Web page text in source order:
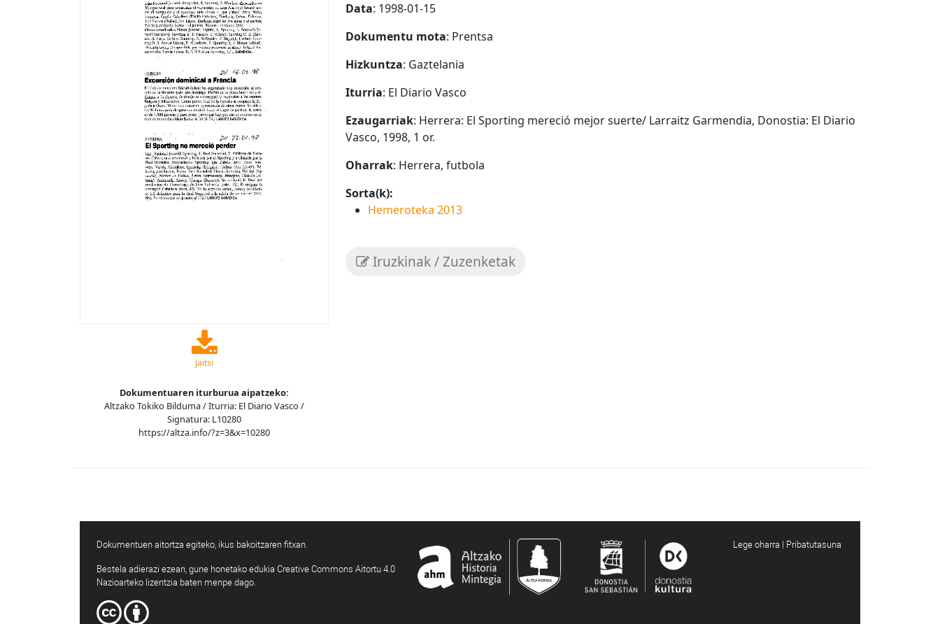
Jaitsi
Dokumentuaren iturburua aipatzeko:
Altzako Tokiko Bilduma / Iturria: El Diario Vasco /
Signatura: L10280
https://altza.info/?z=3&x=10280
Data: 1998-01-15
Dokumentu mota: Prentsa
Hizkuntza: Gaztelania
Iturria: El Diario Vasco
Ezaugarriak: Herrera: El Sporting mereció mejor suerte/ Larraitz Garmendia, Donostia: El Diario
Vasco, 1998, 1 or.
Oharrak: Herrera, futbola
Sorta(k):
Hemeroteka 2013
Iruzkinak / Zuzenketak
Dokumentuen aitortza egiteko, ikus bakoitzaren fitxan.
Bestela adierazi ezean, gune honetako edukia Creative Commons Aitortu 4.0
Nazioarteko lizentzia baten menpe dago.
Lege oharra | Pribatutasuna